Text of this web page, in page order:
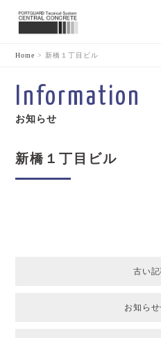
Home > 新橋１丁目ビル
Information
お知らせ
新橋１丁目ビル
古い
お知ら